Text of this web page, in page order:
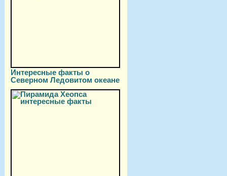
Интересные факты о
Северном Ледовитом океане